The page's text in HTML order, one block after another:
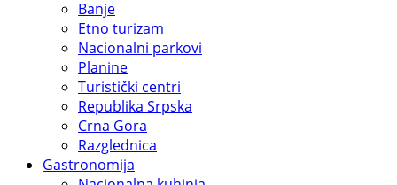
Banje
Etno turizam
Nacionalni parkovi
Planine
Turistički centri
Republika Srpska
Crna Gora
Razglednica
Gastronomija